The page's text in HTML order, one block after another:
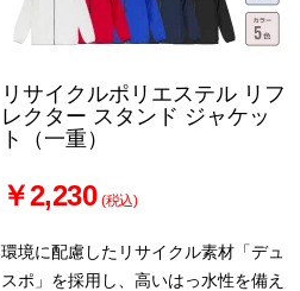
リサイクルポリエステル リフ
レクター スタンド ジャケッ
ト（一重）
￥2,230 (税込)
環境に配慮したリサイクル素材「デュ
スポ」を採用し、高いはっ水性を備え